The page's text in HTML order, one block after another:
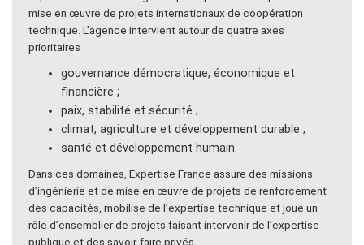
mise en œuvre de projets internationaux de coopération
technique. L’agence intervient autour de quatre axes
prioritaires :
gouvernance démocratique, économique et
financière ;
paix, stabilité et sécurité ;
climat, agriculture et développement durable ;
santé et développement humain.
Dans ces domaines, Expertise France assure des missions
d’ingénierie et de mise en œuvre de projets de renforcement
des capacités, mobilise de l’expertise technique et joue un
rôle d’ensemblier de projets faisant intervenir de l’expertise
publique et des savoir-faire privés.